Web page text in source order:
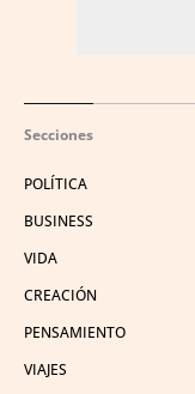
Secciones
POLÍTICA
BUSINESS
VIDA
CREACIÓN
PENSAMIENTO
VIAJES